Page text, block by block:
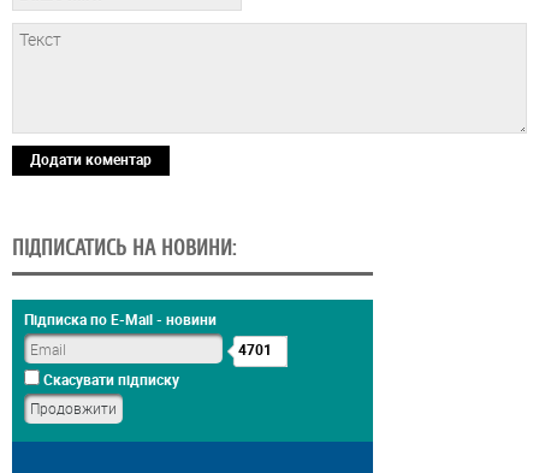
Додати коментар
ПІДПИСАТИСЬ НА НОВИНИ:
Підписка по E-Mail - новини
4701
Скасувати підписку